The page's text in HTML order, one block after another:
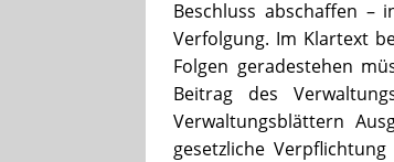
Beschluss abschaffen –
Verfolgung. Im Klartext
Folgen geradestehen
Beitrag des
Verwaltungsblättern
gesetzliche